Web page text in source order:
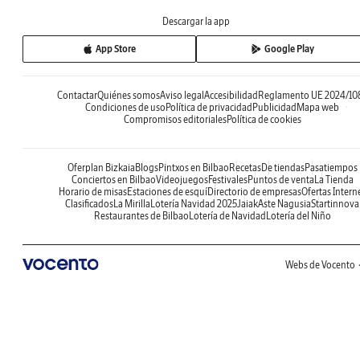
Descargar la app
App Store Google Play
ContactarQuiénes somosAviso legal Accesibilidad Reglamento UE 2024/
Condiciones de uso Política de privacidad Publicidad Mapa web
Compromisos editorialesPolítica de cookies
Oferplan Bizkaia BlogsPintxos en Bilbao RecetasDe tiendasPasatiempos
Conciertos en BilbaoVideojuegosFestivalesPuntos de venta La Tienda
Horario de misasEstaciones de esquíDirectorio de empresasOfertas
Clasificados La Mirilla Lotería Navidad 2025JaiakAste NagusiaStartinnova
Restaurantes de Bilbao Lotería de Navidad Lotería del Niño
Webs de Vocento